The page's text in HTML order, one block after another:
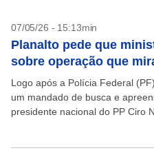
07/05/26 - 15:13min
Planalto pede que
sobre operação que
Logo após a Polícia Federal
um mandado de busca e
presidente nacional do PP Ciro